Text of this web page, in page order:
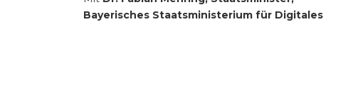
Bayerisches Staatsministerium für Digitales